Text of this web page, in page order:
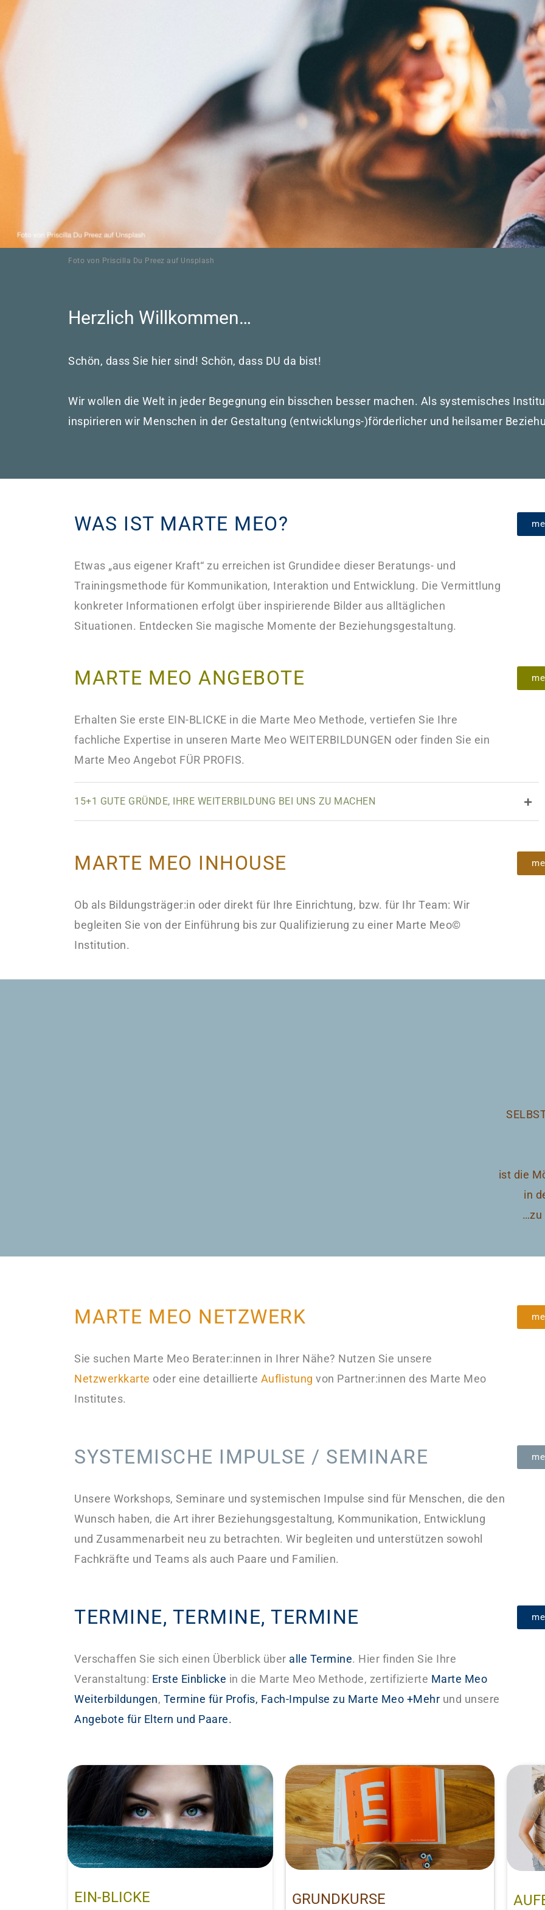
Foto von Priscilla Du Preez auf Unsplash
Herzlich Willkommen…
Schön, dass Sie hier sind! Schön, dass DU da bist!
Wir wollen die Welt in jeder Begegnung ein bisschen besser machen. Als systemisches
inspirieren wir Menschen in der Gestaltung (entwicklungs-)förderlicher und heilsamer
WAS IST MARTE MEO?
Etwas „aus eigener Kraft“ zu erreichen ist Grundidee dieser Beratungs- und
Trainingsmethode für Kommunikation, Interaktion und Entwicklung. Die Vermittlung
konkreter Informationen erfolgt über inspirierende Bilder aus alltäglichen
Situationen. Entdecken Sie magische Momente der Beziehungsgestaltung.
MARTE MEO ANGEBOTE
Erhalten Sie erste EIN-BLICKE in die Marte Meo Methode, vertiefen Sie Ihre
fachliche Expertise in unseren Marte Meo WEITERBILDUNGEN oder finden Sie ein
Marte Meo Angebot FÜR PROFIS.
15+1 GUTE GRÜNDE, IHRE WEITERBILDUNG BEI UNS ZU MACHEN
MARTE MEO INHOUSE
Ob als Bildungsträger:in oder direkt für Ihre Einrichtung, bzw. für Ihr Team: Wir
begleiten Sie von der Einführung bis zur Qualifizierung zu einer Marte Meo©
Institution.
ist die
in
…zu
MARTE MEO NETZWERK
Sie suchen Marte Meo Berater:innen in Ihrer Nähe? Nutzen Sie unsere
Netzwerkkarte oder eine detaillierte Auflistung von Partner:innen des Marte Meo
Institutes.
SYSTEMISCHE IMPULSE / SEMINARE
Unsere Workshops, Seminare und systemischen Impulse sind für Menschen, die den
Wunsch haben, die Art ihrer Beziehungsgestaltung, Kommunikation, Entwicklung
und Zusammenarbeit neu zu betrachten. Wir begleiten und unterstützen sowohl
Fachkräfte und Teams als auch Paare und Familien.
TERMINE, TERMINE, TERMINE
Verschaffen Sie sich einen Überblick über alle Termine. Hier finden Sie Ihre
Veranstaltung: Erste Einblicke in die Marte Meo Methode, zertifizierte Marte Meo
Weiterbildungen, Termine für Profis, Fach-Impulse zu Marte Meo +Mehr und unsere
Angebote für Eltern und Paare.
EIN-BLICKE GRUNDKURSE